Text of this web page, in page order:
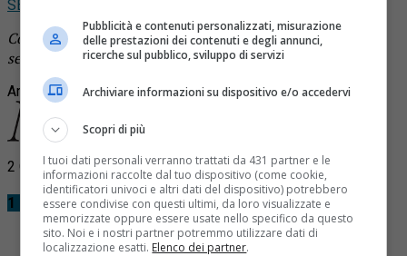
SEGUICI
Continua a leggere le notizie diNotizia Oggi Borgosesia
segui la nostrapagina Facebook
Argomenti correlati:Essevi Italy srllavoro
2 Commenti
1 Commento
Pubblicità e contenuti personalizzati, misurazione
delle prestazioni dei contenuti e degli annunci,
ricerche sul pubblico, sviluppo di servizi
Archiviare informazioni su dispositivo e/o accedervi
Scopri di più
I tuoi dati personali verranno trattati da 431 partner e le
informazioni raccolte dal tuo dispositivo (come cookie,
identificatori univoci e altri dati del dispositivo) potrebbero
essere condivise con questi ultimi, da loro visualizzate e
memorizzate oppure essere usate nello specifico da questo
sito. Noi e i nostri partner potremmo utilizzare dati di
localizzazione esatti. Elenco dei partner.